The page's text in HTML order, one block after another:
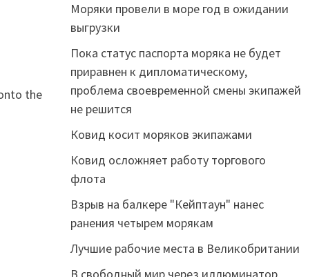
Моряки провели в море год в ожидании
выгрузки
Пока статус паспорта моряка не будет
приравнен к дипломатическому,
проблема своевременной смены экипажей
не решится
Ковид косит моряков экипажами
Ковид осложняет работу торгового
флота
Взрыв на балкере "Кейптаун" нанес
ранения четырем морякам
Лучшие рабочие места в Великобритании